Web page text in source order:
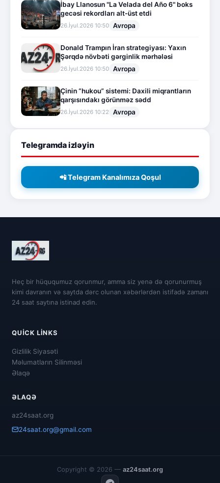
İbay Llanosun "La Velada del Año 6" boks
gecəsi rekordları alt-üst etdi
26.İyul.2026 10:50 Avropa
Donald Trampın İran strategiyası: Yaxın
Şərqdə növbəti gərginlik mərhələsi
26.İyul.2026 10:50 Avropa
Çinin “hukou” sistemi: Daxili miqrantların
qarşısındakı görünməz sədd
26.İyul.2026 10:22 Avropa
Telegramda izləyin
📲 Telegram Kanalımıza Qoşul
Heç bir hüququmuz qorunmur, amma siz yenə də qorunurmuş
kimi davranın və saytda dərc olunan xəbərlərdən istifadə zamanı
24 saat saytına istinad edin.
QUICK LINKS
Gizlilik Siyasəti
Məlumatların Silinməsi
Əlaqə
ƏLAQƏ
az24saat.org
24saat.org@gmail.com
Copyright © 2026 — az24saat.org